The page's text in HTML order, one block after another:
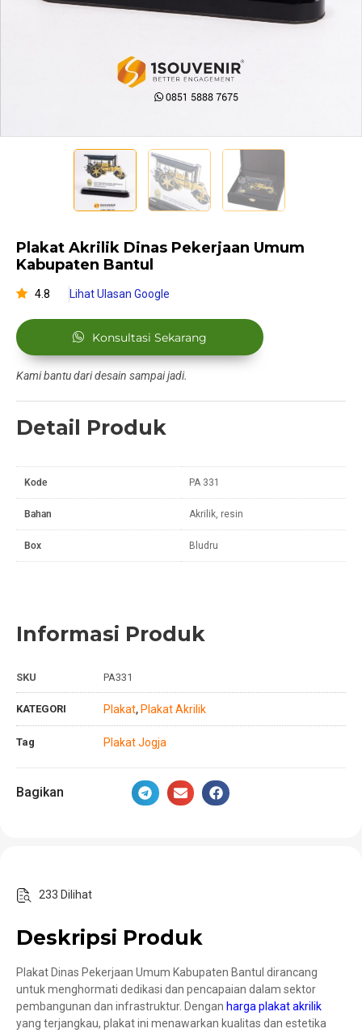
Plakat Akrilik Dinas Pekerjaan Umum
Kabupaten Bantul
4.8 Lihat Ulasan Google
Konsultasi Sekarang
Kami bantu dari desain sampai jadi.
Detail Produk
Kode PA 331
Bahan Akrilik, resin
Box Bludru
Informasi Produk
SKU PA331
KATEGORI Plakat, Plakat Akrilik
Tag Plakat Jogja
Bagikan
233 Dilihat
Deskripsi Produk
Plakat Dinas Pekerjaan Umum Kabupaten Bantul dirancang
untuk menghormati dedikasi dan pencapaian dalam sektor
pembangunan dan infrastruktur. Dengan harga plakat akrilik
yang terjangkau, plakat ini menawarkan kualitas dan estetika